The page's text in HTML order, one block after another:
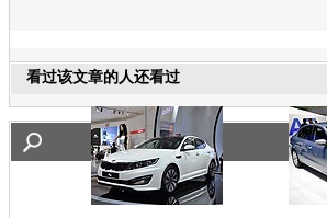
看过该文章的人还看过